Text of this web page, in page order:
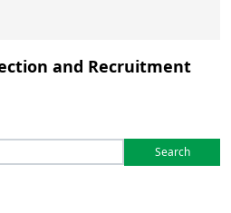
and Recruitment